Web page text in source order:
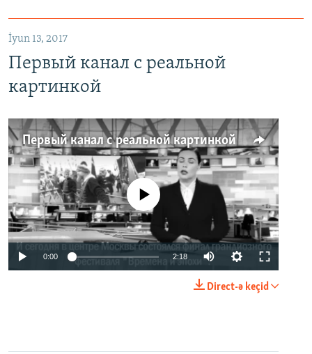
İyun 13, 2017
Первый канал с реальной
картинкой
Первый канал с реальной картинкой
No media source currently available
0:00 2:18
Direct-ə keçid